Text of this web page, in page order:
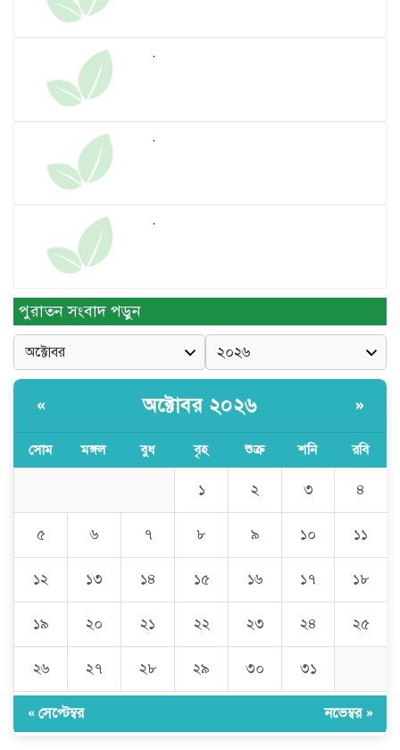
.
.
.
.
সম্প্রচার
.
পুরাতন সংবাদ পড়ুন
« অক্টোবর ২০২৬ »
সোম মঙ্গল বুধ বৃহ শুক্র শনি রবি
১ ২ ৩ ৪
৫ ৬ ৭ ৮ ৯ ১০ ১১
১২ ১৩ ১৪ ১৫ ১৬ ১৭ ১৮
১৯ ২০ ২১ ২২ ২৩ ২৪ ২৫
২৬ ২৭ ২৮ ২৯ ৩০ ৩১
« সেপ্টেম্বর নভেম্বর »